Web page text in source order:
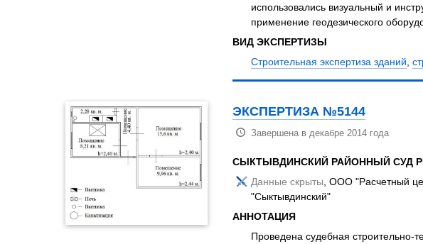
использовались визуальный и
применение геодезического
ВИД ЭКСПЕРТИЗЫ
Строительная экспертиза зданий,
ЭКСПЕРТИЗА №5144
Завершена в декабре 2014 года
СЫКТЫВДИНСКИЙ РАЙОННЫЙ СУД
Данные скрыты, ООО "Расчетный
"Сыктывдинский"
АННОТАЦИЯ
Проведена судебная строительно-